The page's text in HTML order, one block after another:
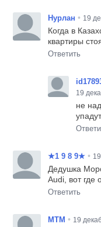
Нурлан • 19
Когда в
квартиры
Ответить
19
не
★1 9 8 9★ •
Дедушка
Audi, вот где
Ответить
MTM • 19